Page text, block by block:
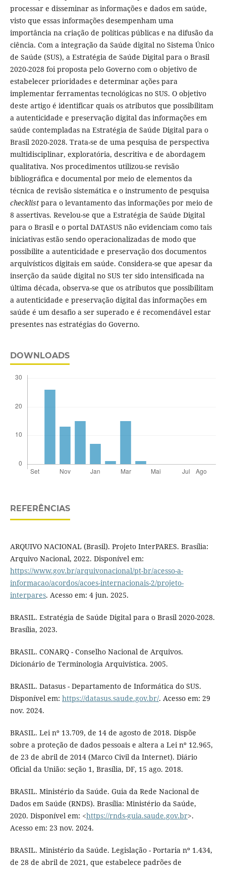
processar e disseminar as informações e dados em saúde,
visto que essas informações desempenham uma
importância na criação de políticas públicas e na difusão da
ciência. Com a integração da Saúde digital no Sistema Único
de Saúde (SUS), a Estratégia de Saúde Digital para o Brasil
2020-2028 foi proposta pelo Governo com o objetivo de
estabelecer prioridades e determinar ações para
implementar ferramentas tecnológicas no SUS. O objetivo
deste artigo é identificar quais os atributos que possibilitam
a autenticidade e preservação digital das informações em
saúde contempladas na Estratégia de Saúde Digital para o
Brasil 2020-2028. Trata-se de uma pesquisa de perspectiva
multidisciplinar, exploratória, descritiva e de abordagem
qualitativa. Nos procedimentos utilizou-se revisão
bibliográfica e documental por meio de elementos da
técnica de revisão sistemática e o instrumento de pesquisa
checklistpara o levantamento das informações por meio de
8 assertivas. Revelou-se que a Estratégia de Saúde Digital
para o Brasil e o portal DATASUS não evidenciam como tais
iniciativas estão sendo operacionalizadas de modo que
possibilite a autenticidade e preservação dos documentos
arquivísticos digitais em saúde. Considera-se que apesar da
inserção da saúde digital no SUS ter sido intensificada na
última década, observa-se que os atributos que possibilitam
a autenticidade e preservação digital das informações em
saúde é um desafio a ser superado e é recomendável estar
presentes nas estratégias do Governo.
DOWNLOADS
REFERÊNCIAS
ARQUIVO NACIONAL (Brasil). Projeto InterPARES. Brasília:
Arquivo Nacional, 2022. Disponível em:
https://www.gov.br/arquivonacional/pt-br/acesso-a-
informacao/acordos/acoes-internacionais-2/projeto-
interpares. Acesso em: 4 jun. 2025.
BRASIL. Estratégia de Saúde Digital para o Brasil 2020-2028.
Brasília, 2023.
BRASIL. CONARQ - Conselho Nacional de Arquivos.
Dicionário de Terminologia Arquivística. 2005.
BRASIL. Datasus - Departamento de Informática do SUS.
Disponível em: https://datasus.saude.gov.br/. Acesso em: 29
nov. 2024.
BRASIL. Lei nº 13.709, de 14 de agosto de 2018. Dispõe
sobre a proteção de dados pessoais e altera a Lei nº 12.965,
de 23 de abril de 2014 (Marco Civil da Internet). Diário
Oficial da União: seção 1, Brasília, DF, 15 ago. 2018.
BRASIL. Ministério da Saúde. Guia da Rede Nacional de
Dados em Saúde (RNDS). Brasília: Ministério da Saúde,
2020. Disponível em: <https://rnds-guia.saude.gov.br>.
Acesso em: 23 nov. 2024.
BRASIL. Ministério da Saúde. Legislação - Portaria nº 1.434,
de 28 de abril de 2021, que estabelece padrões de